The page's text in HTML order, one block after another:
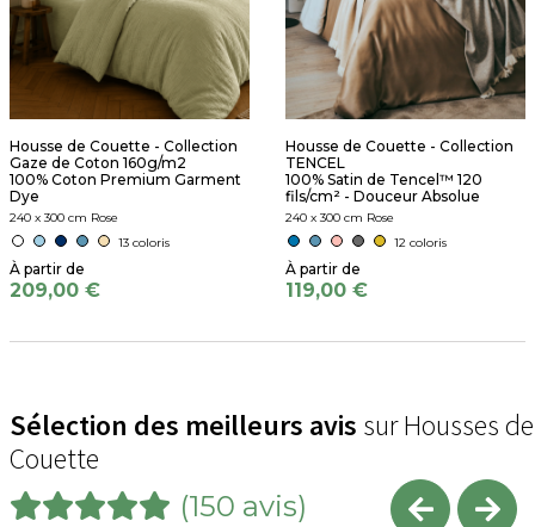
Housse de Couette - Collection
Gaze de Coton 160g/m2
100% Coton Premium Garment
Dye
240 x 300 cm Rose
13 coloris
209,00 €
Housse de Couette - Collection
TENCEL
100% Satin de Tencel™ 120
fils/cm² - Douceur Absolue
240 x 300 cm Rose
12 coloris
119,00 €
Sélection des meilleurs avis sur Housses de
Couette
(150 avis)